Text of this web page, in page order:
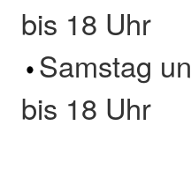
bis 18 Uhr
Samstag
bis 18 Uhr